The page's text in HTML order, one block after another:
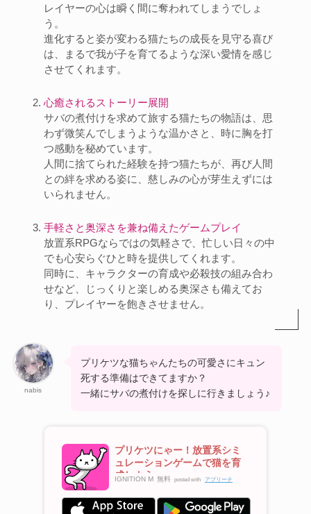
レイヤーの心は瞬く間に奪われてしまうでしょ
う。
進化すると姿が変わる猫たちの成長を見守る喜び
は、まるで我が子を育てるような深い愛情を感じ
させてくれます。
心癒されるストーリー展開
サバの煮付けを求めて旅する猫たちの物語は、思
わず微笑んでしまうような温かさと、時に胸を打
つ感動を秘めています。
人間に捨てられた経験を持つ猫たちが、再び人間
との絆を求める姿に、慈しみの心が芽生えずには
いられません。
手軽さと奥深さを兼ね備えたゲームプレイ
放置系RPGならではの気軽さで、忙しい日々の中
でも心安らぐひと時を提供してくれます。
同時に、キャラクターの育成や必殺技の組み合わ
せなど、じっくりと楽しめる奥深さも備えてお
り、プレイヤーを飽きさせません。
nabis
プリケツな猫ちゃんたちの可愛さにキュン
死する準備はできてますか？
一緒にサバの煮付けを探しに行きましょう♪
プリケツにゃー！放置系シミ
ュレーションゲームで猫を育
成しよう
IGNITION M 無料 posted with アプリーチ